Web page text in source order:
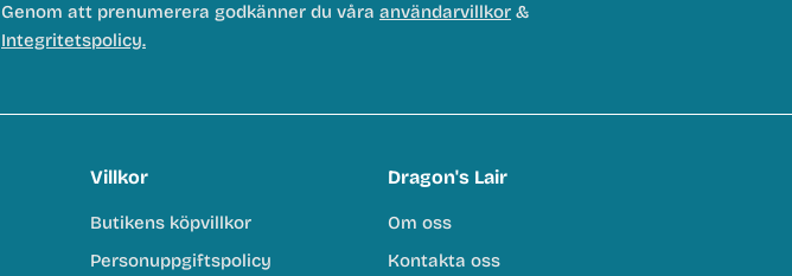
Genom att prenumerera godkänner du våra användarvillkor &
Integritetspolicy.
Villkor
Butikens köpvillkor
Personuppgiftspolicy
Dragon's Lair
Om oss
Kontakta oss